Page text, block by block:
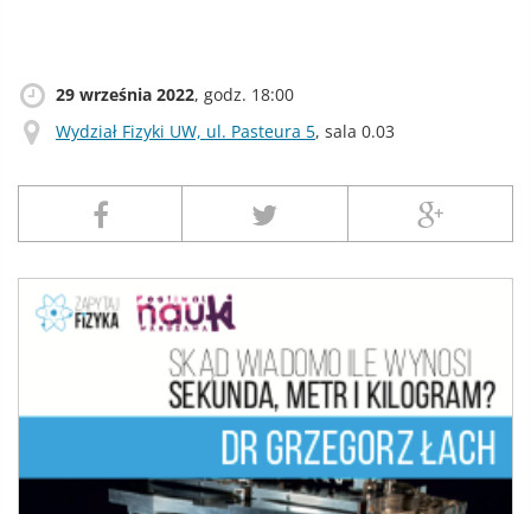
29 września 2022, godz. 18:00
Wydział Fizyki UW, ul. Pasteura 5, sala 0.03